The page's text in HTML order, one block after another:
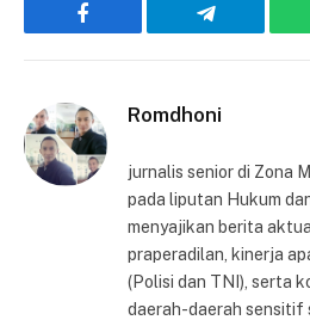
Facebook Telegram
Romdhoni
jurnalis senior di Zona
pada liputan Hukum
menyajikan berita
praperadilan, kinerja
(Polisi dan TNI), serta
daerah-daerah sensitif